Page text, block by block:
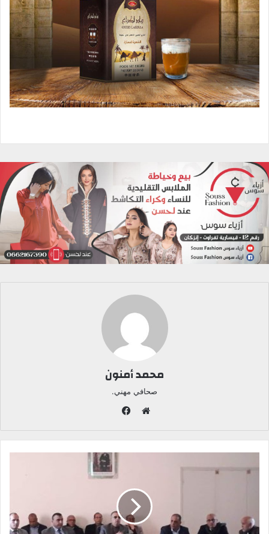
محمد أمنون
صحافي مهني.
و
ق
و
ي
س
ب
ك